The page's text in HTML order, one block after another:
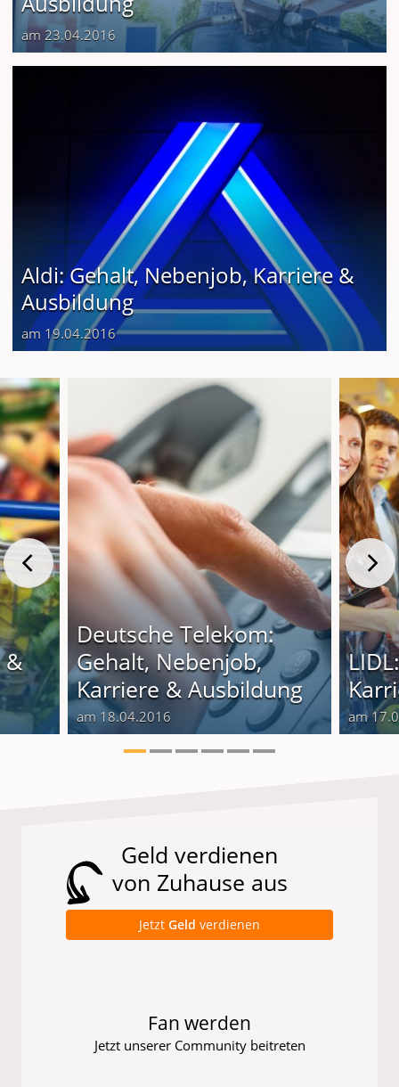
am 23.04.2016
Aldi: Gehalt, Nebenjob, Karriere &
Ausbildung
am 19.04.2016
&
Deutsche Telekom:
Gehalt, Nebenjob,
Karriere & Ausbildung
am 18.04.2016 am
Geld verdienen
von Zuhause aus
Jetzt Geld verdienen
Fan werden
Jetzt unserer Community beitreten